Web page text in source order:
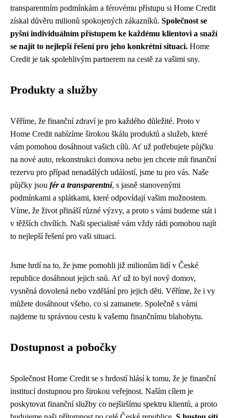
transparentním podmínkám a férovému přístupu si Home Credit
získal důvěru milionů spokojených zákazníků. Společnost se
pyšní individuálním přístupem ke každému klientovi a snaží
se najít to nejlepší řešení pro jeho konkrétní situaci. Home
Credit je tak spolehlivým partnerem na cestě za vašimi sny.
Produkty a služby
Věříme, že finanční zdraví je pro každého důležité. Proto v
Home Credit nabízíme širokou škálu produktů a služeb, které
vám pomohou dosáhnout vašich cílů. Ať už potřebujete půjčku
na nové auto, rekonstrukci domova nebo jen chcete mít finanční
rezervu pro případ nenadálých událostí, jsme tu pro vás. Naše
půjčky jsou fér a transparentní, s jasně stanovenými
podmínkami a splátkami, které odpovídají vašim možnostem.
Víme, že život přináší různé výzvy, a proto s vámi budeme stát i
v těžších chvílích. Naši specialisté vám vždy rádi pomohou najít
to nejlepší řešení pro vaši situaci.
Jsme hrdí na to, že jsme pomohli již milionům lidí v České
republice dosáhnout jejich snů. Ať už to byl nový domov,
vysněná dovolená nebo vzdělání pro jejich děti. Věříme, že i vy
můžete dosáhnout všeho, co si zamanete. Společně s vámi
najdeme tu správnou cestu k vašemu finančnímu blahobytu.
Dostupnost a pobočky
Společnost Home Credit se s hrdostí hlásí k tomu, že je finanční
institucí dostupnou pro širokou veřejnost. Naším cílem je
poskytovat finanční služby co nejširšímu spektru klientů, a proto